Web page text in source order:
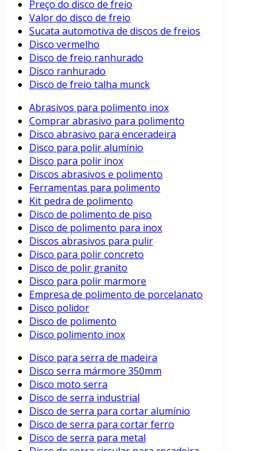
Preço do disco de freio
Valor do disco de freio
Sucata automotiva de discos de freios
Disco vermelho
Disco de freio ranhurado
Disco ranhurado
Disco de freio talha munck
Abrasivos para polimento inox
Comprar abrasivo para polimento
Disco abrasivo para enceradeira
Disco para polir alumínio
Disco para polir inox
Discos abrasivos e polimento
Ferramentas para polimento
Kit pedra de polimento
Disco de polimento de piso
Disco de polimento para inox
Discos abrasivos para pulir
Disco para polir concreto
Disco de polir granito
Disco para polir marmore
Empresa de polimento de porcelanato
Disco polidor
Disco de polimento
Disco polimento inox
Disco para serra de madeira
Disco serra mármore 350mm
Disco moto serra
Disco de serra industrial
Disco de serra para cortar alumínio
Disco de serra para cortar ferro
Disco de serra para metal